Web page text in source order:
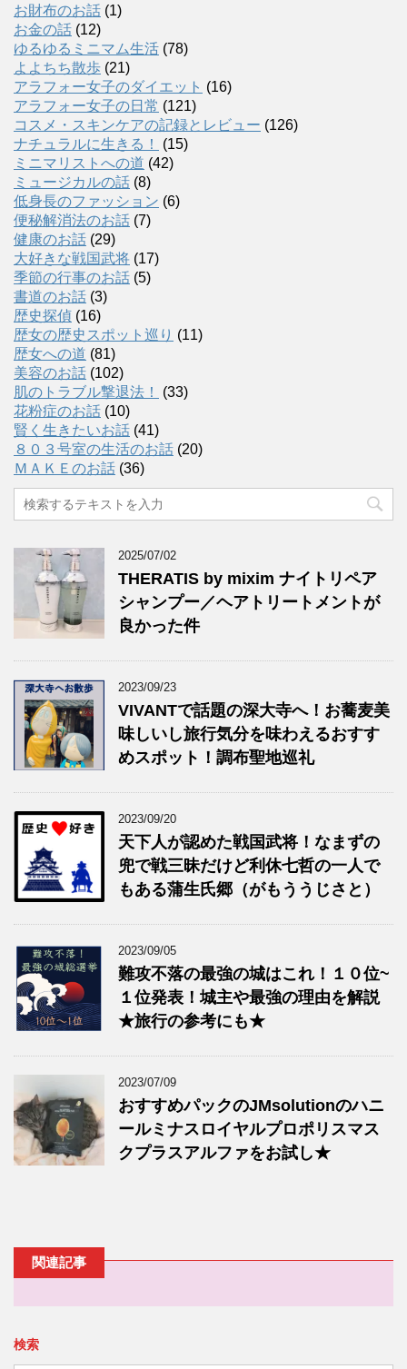
お財布のお話 (1)
お金の話 (12)
ゆるゆるミニマム生活 (78)
よよちち散歩 (21)
アラフォー女子のダイエット (16)
アラフォー女子の日常 (121)
コスメ・スキンケアの記録とレビュー (126)
ナチュラルに生きる！
(15)
ミニマリストへの道 (42)
ミュージカルの話 (8)
低身長のファッション (6)
便秘解消法のお話 (7)
健康のお話 (29)
大好きな戦国武将 (17)
季節の行事のお話 (5)
書道のお話 (3)
歴史探偵 (16)
歴女の歴史スポット巡り (11)
歴女への道 (81)
美容のお話 (102)
肌のトラブル撃退法！
(33)
花粉症のお話 (10)
賢く生きたいお話 (41)
８０３号室の生活のお話 (20)
ＭＡＫＥのお話 (36)
2025/07/02
THERATIS by mixim ナイトリペア
シャンプー／ヘアトリートメントが
良かった件
2023/09/23
VIVANTで話題の深大寺へ！お蕎麦美
味しいし旅行気分を味わえるおすす
めスポット！調布聖地巡礼
2023/09/20
天下人が認めた戦国武将！なまずの
兜で戦三昧だけど利休七哲の一人で
もある蒲生氏郷（がもううじさと）
2023/09/05
難攻不落の最強の城はこれ！１０位~
１位発表！城主や最強の理由を解説
★旅行の参考にも★
2023/07/09
おすすめパックのJMsolutionのハニ
ールミナスロイヤルプロポリスマス
クプラスアルファをお試し★
関連記事
検索